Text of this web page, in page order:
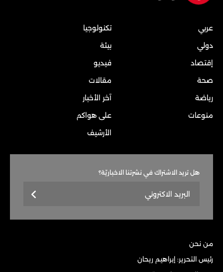
عربي
دولي
إقتصاد
صحة
رياضة
منوعات
تكنولوجيا
بيئة
فيديو
مقالات
آخر الأخبار
على هواكم
الأرشيف
هل تريد الاشتراك في نشرتنا الاخباريّة؟
من نحن
رئيس التحرير: إبراهيم ريحان